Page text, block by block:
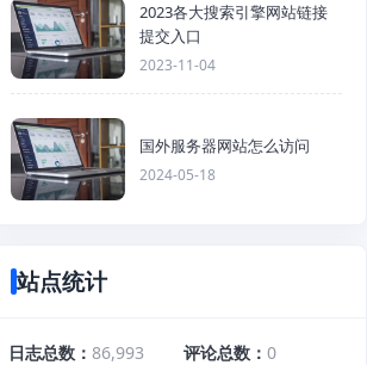
2023各大搜索引擎网站链接
提交入口
2023-11-04
国外服务器网站怎么访问
2024-05-18
站点统计
日志总数 86,993 评论总数
0